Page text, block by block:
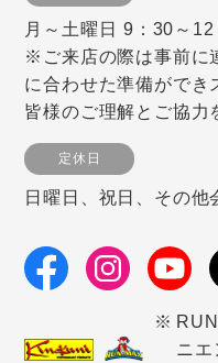
月～土曜日 9：30～
※ご来店の際は事前に
に合わせた準備ができ
皆様のご理解とご協力
定休日
日曜日、祝日、その他
ニエ